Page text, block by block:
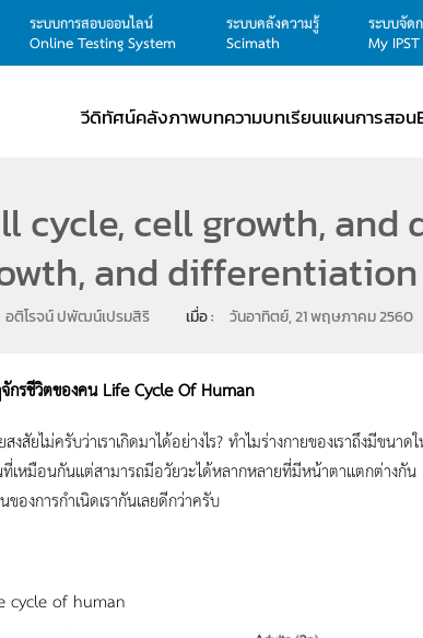
ระบบการสอบออนไลน์
Online Testing System
ระบบคลังความรู้
Scimath
ระบบจัด
My IPST
วีดิทัศน์คลังภาพบทความบทเรียนแผนการสอน
cycle, cell growth,
and differentiation
อติโรจน์ ปพัฒน์เปรมสิริ เมื่อ : วันอาทิตย์, 21 พฤษภาคม 2560
กรชีวิตของคน Life Cycle Of Human
สงสัยไม่ครับว่าเราเกิดมาได้อย่างไร? ทำไมร่างกายของเราถึงมีขนาด
เหมือนกันเเต่สามารถมีอวัยวะได้หลากหลายที่มีหน้าตาเเตกต่างกั
ของการกำเนิดเรากันเลยดีกว่าครับ
cycle of human